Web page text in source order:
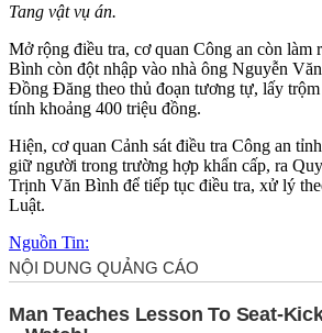
Tang vật vụ án.
Mở rộng điều tra, cơ quan Công an còn làm
Bình còn đột nhập vào nhà ông Nguyễn
Đồng Đăng theo thủ đoạn tương tự, lấy
tính khoảng 400 triệu đồng.
Hiện, cơ quan Cảnh sát điều tra Công an
giữ người trong trường hợp khẩn cấp, ra
Trịnh Văn Bình để tiếp tục điều tra, xử lý
Luật.
Nguồn Tin: